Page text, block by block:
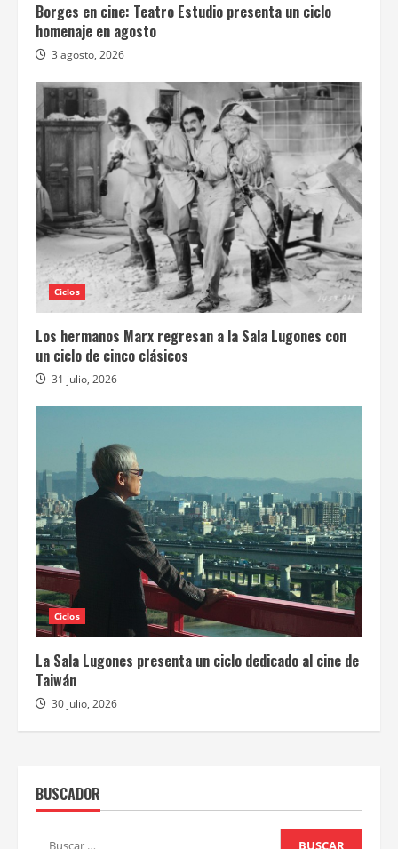
Borges en cine: Teatro Estudio presenta un ciclo
homenaje en agosto
3 agosto, 2026
Ciclos
Los hermanos Marx regresan a la Sala Lugones con
un ciclo de cinco clásicos
31 julio, 2026
Ciclos
La Sala Lugones presenta un ciclo dedicado al cine de
Taiwán
30 julio, 2026
BUSCADOR
Buscar: